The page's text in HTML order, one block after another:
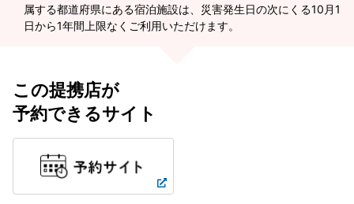
属する都道府県にある宿泊施設は、災害発生日の次にくる10月1
日から1年間上限なくご利用いただけます。
この提携店が
予約できるサイト